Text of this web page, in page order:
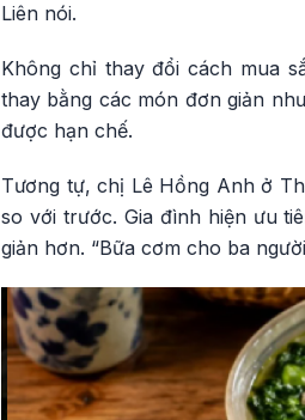
Liên nói.
Không chỉ thay đổi cách mua
thay bằng các món đơn giản
được hạn chế.
Tương tự, chị Lê Hồng Anh ở
so với trước. Gia đình hiện ưu
giản hơn. “Bữa cơm cho ba